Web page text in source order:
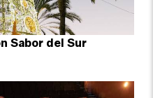
Sabor del Sur